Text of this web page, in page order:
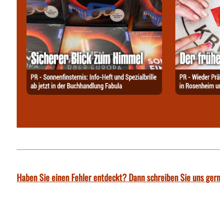
Haben Sie einen Fehler entdeckt? Dann schreiben Sie uns